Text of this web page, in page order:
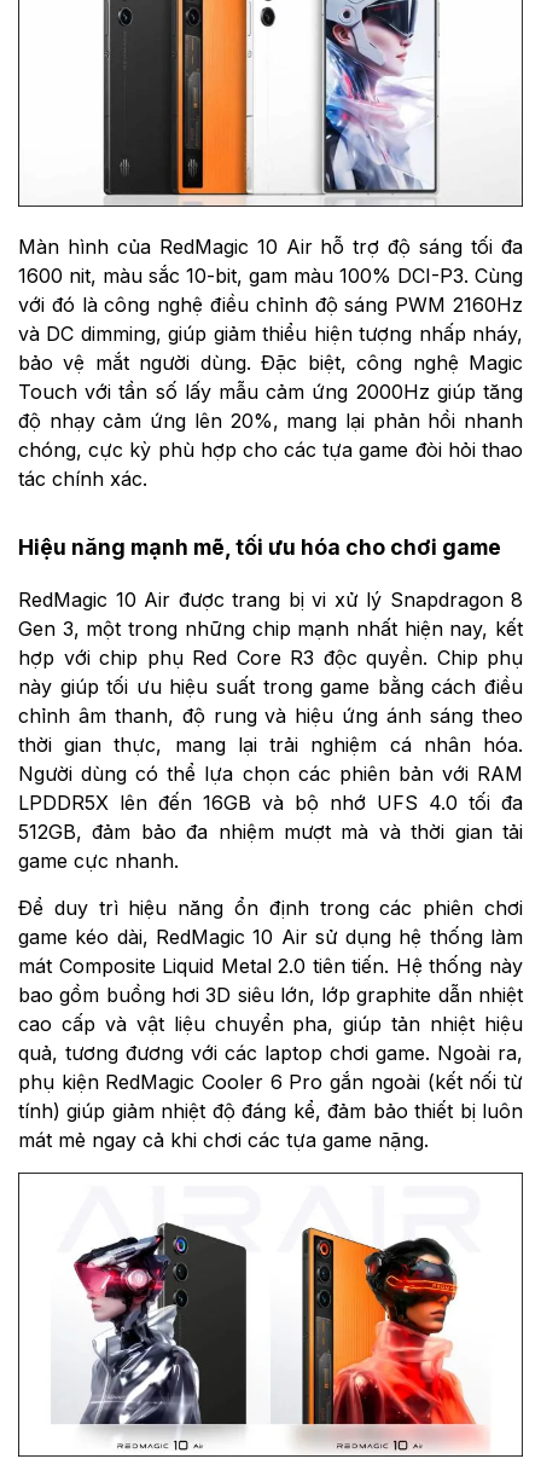
Màn hình của RedMagic 10 Air hỗ trợ độ sáng tối đa
1600 nit, màu sắc 10-bit, gam màu 100% DCI-P3. Cùng
với đó là công nghệ điều chỉnh độ sáng PWM 2160Hz
và DC dimming, giúp giảm thiểu hiện tượng nhấp nháy,
bảo vệ mắt người dùng. Đặc biệt, công nghệ Magic
Touch với tần số lấy mẫu cảm ứng 2000Hz giúp tăng
độ nhạy cảm ứng lên 20%, mang lại phản hồi nhanh
chóng, cực kỳ phù hợp cho các tựa game đòi hỏi thao
tác chính xác.
Hiệu năng mạnh mẽ, tối ưu hóa cho chơi game
RedMagic 10 Air được trang bị vi xử lý Snapdragon 8
Gen 3, một trong những chip mạnh nhất hiện nay, kết
hợp với chip phụ Red Core R3 độc quyền. Chip phụ
này giúp tối ưu hiệu suất trong game bằng cách điều
chỉnh âm thanh, độ rung và hiệu ứng ánh sáng theo
thời gian thực, mang lại trải nghiệm cá nhân hóa.
Người dùng có thể lựa chọn các phiên bản với RAM
LPDDR5X lên đến 16GB và bộ nhớ UFS 4.0 tối đa
512GB, đảm bảo đa nhiệm mượt mà và thời gian tải
game cực nhanh.
Để duy trì hiệu năng ổn định trong các phiên chơi
game kéo dài, RedMagic 10 Air sử dụng hệ thống làm
mát Composite Liquid Metal 2.0 tiên tiến. Hệ thống này
bao gồm buồng hơi 3D siêu lớn, lớp graphite dẫn nhiệt
cao cấp và vật liệu chuyển pha, giúp tản nhiệt hiệu
quả, tương đương với các laptop chơi game. Ngoài ra,
phụ kiện RedMagic Cooler 6 Pro gắn ngoài (kết nối từ
tính) giúp giảm nhiệt độ đáng kể, đảm bảo thiết bị luôn
mát mẻ ngay cả khi chơi các tựa game nặng.